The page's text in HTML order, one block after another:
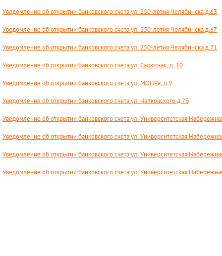
Уведомление об открытии банковского счета ул. 250-летия Челябинска д.63
Уведомление об открытии банковского счета ул. 250-летия Челябинска д.67
Уведомление об открытии банковского счета ул. 250-летия Челябинска д.71
Уведомление об открытии банковского счета ул. Салютная, д. 10
Уведомление об открытии банковского счета ул. МОПРа, д.9
Уведомление об открытии банковского счета ул. Чайковского д.7Б
Уведомление об открытии банковского счета ул. Университетская
Уведомление об открытии банковского счета ул. Университетская
Уведомление об открытии банковского счета ул. Университетская
Уведомление об открытии банковского счета ул. Университетская